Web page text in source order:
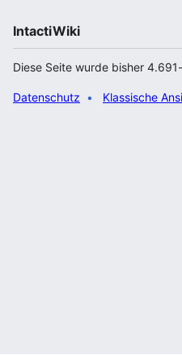
IntactiWiki
Diese Seite wurde bisher
Datenschutz Klassische